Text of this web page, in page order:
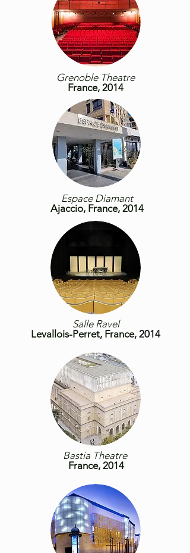
Grenoble Theatre
France, 2014
Espace Diamant
Ajaccio, France, 2014
Salle Ravel
Levallois-Perret, France, 2014
Bastia Theatre
France, 2014